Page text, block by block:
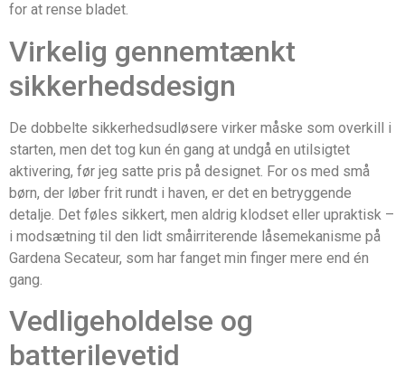
for at rense bladet.
Virkelig gennemtænkt
sikkerhedsdesign
De dobbelte sikkerhedsudløsere virker måske som overkill i
starten, men det tog kun én gang at undgå en utilsigtet
aktivering, før jeg satte pris på designet. For os med små
børn, der løber frit rundt i haven, er det en betryggende
detalje. Det føles sikkert, men aldrig klodset eller upraktisk –
i modsætning til den lidt småirriterende låsemekanisme på
Gardena Secateur, som har fanget min finger mere end én
gang.
Vedligeholdelse og
batterilevetid